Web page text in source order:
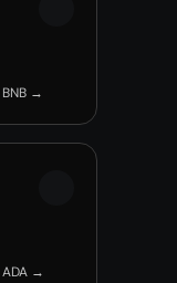
→
ADA →